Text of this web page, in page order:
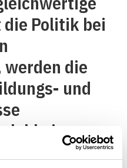
Politik bei
die
und
lobbyieren
– der «Worst